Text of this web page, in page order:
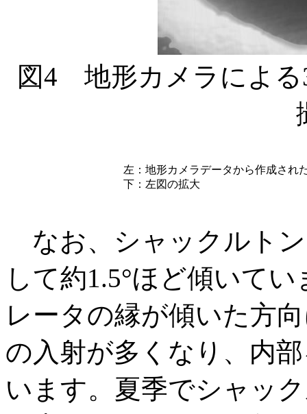
図4 地形カメラによる
左：地形カメラデータから作成され
下：左図の拡大
なお、シャックルト
して約1.5°ほど傾いて
レータの縁が傾いた方
の入射が多くなり、内
います。夏季でシャッ